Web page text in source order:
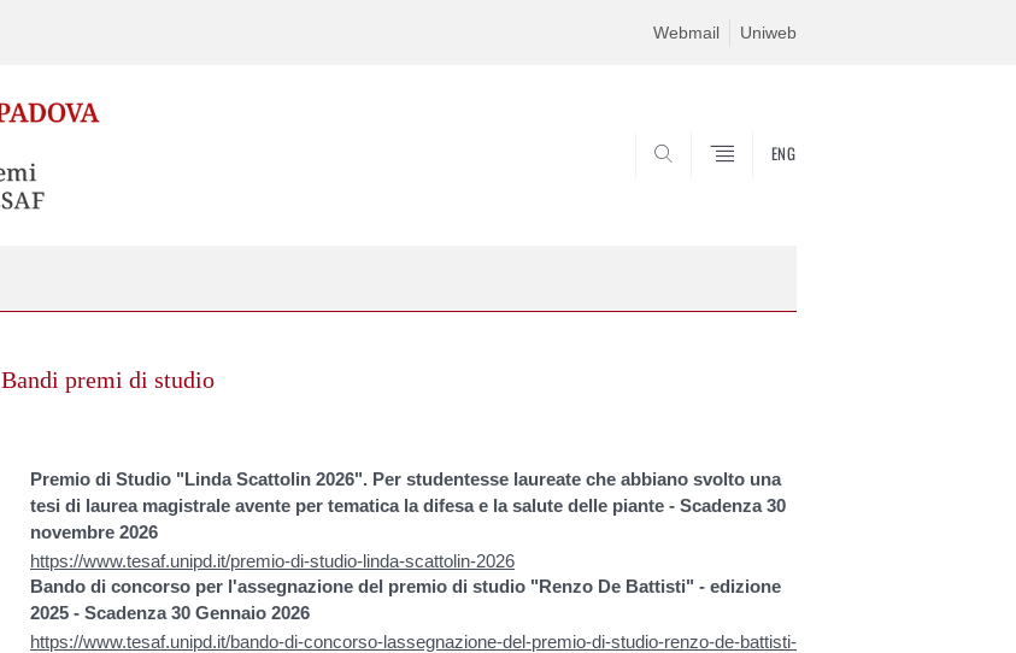
Webmail Uniweb
ENG
Bandi premi di studio
Premio di Studio "Linda Scattolin 2026". Per studentesse laureate che abbiano svolto una
tesi di laurea magistrale avente per tematica la difesa e la salute delle piante - Scadenza 30
novembre 2026
https://www.tesaf.unipd.it/premio-di-studio-linda-scattolin-2026
Bando di concorso per l'assegnazione del premio di studio "Renzo De Battisti" - edizione
2025 - Scadenza 30 Gennaio 2026
https://www.tesaf.unipd.it/bando-di-concorso-lassegnazione-del-premio-di-studio-renzo-de-battisti-